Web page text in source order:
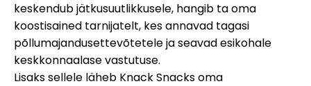
keskendub jätkusuutlikkusele, hangib ta oma
koostisained tarnijatelt, kes annavad tagasi
põllumajandusettevõtetele ja seavad esikohale
keskkonnaalase vastutuse.
Lisaks sellele läheb Knack Snacks oma